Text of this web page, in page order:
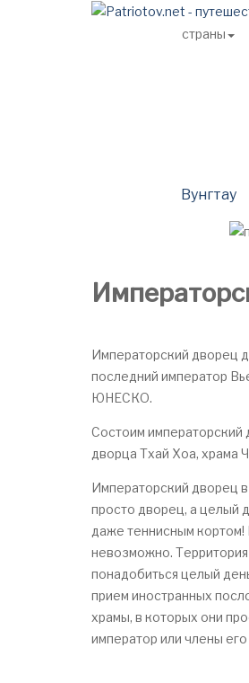
страны
Вунгтау
Императорский дворец
последний император
ЮНЕСКО.
Состоим императорский
дворца Тхай Хоа, храма
Императорский дворец в
просто дворец, а целый
даже теннисным кортом!
невозможно.
понадобиться целый
прием иностранных
храмы, в которых они
император или члены его